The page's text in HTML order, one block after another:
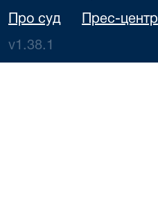
Про суд Прес-центр
v1.38.1